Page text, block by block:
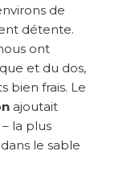
de
détente.
ont
et du dos,
bien frais. Le
ajoutait
la plus
le sable